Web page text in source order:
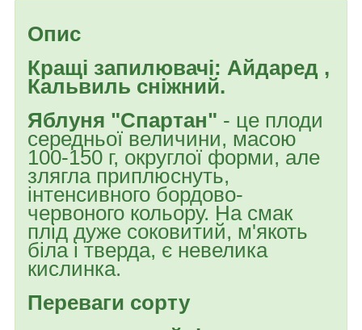
Опис
Кращі запилювачі: Айдаред ,
Кальвиль сніжний.
Яблуня "Спартан" - це плоди
середньої величини, масою
100-150 г, округлої форми, але
злягла приплюснуть,
інтенсивного бордово-
червоного кольору. На смак
плід дуже соковитий, м'якоть
біла і тверда, є невелика
кислинка.
Переваги сорту